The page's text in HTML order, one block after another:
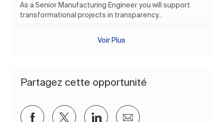
As a Senior Manufacturing Engineer you will support
transformational projects in transparency...
Voir Plus
Partagez cette opportunité
Partager via Facebook
Partager via twitter
Partager via LinkedIn
Partager par e-mail